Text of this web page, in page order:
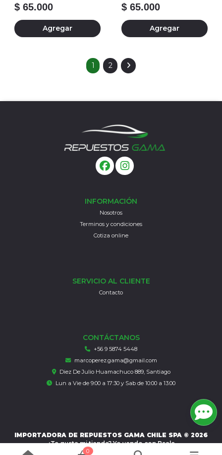
$ 65.000
Agregar
$ 65.000
Agregar
1 2
INFORMACIÓN
Nosotros
Terminos y condiciones
Cotiza online
SERVICIO AL CLIENTE
Contacto
CONTÁCTANOS
+56 9 5874 5448
marcoperez.gama@gmail.com
Diez De Julio Huamachuco 889, Santiago
Lun a Vie de 9:00 a 17:30 y Sab de 10:00 a 13:00
IMPORTADORA DE REPUESTOS GAMA CHILE SPA © 2026
¿Te gusta mi tienda? Yo vendo conBsale
0